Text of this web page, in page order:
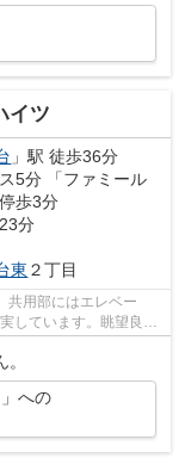
イツ
」駅 徒歩36分
5分 「ファミール
歩3分
分
東 ２丁目
共用部にはエレベー
しています。眺望良好
への